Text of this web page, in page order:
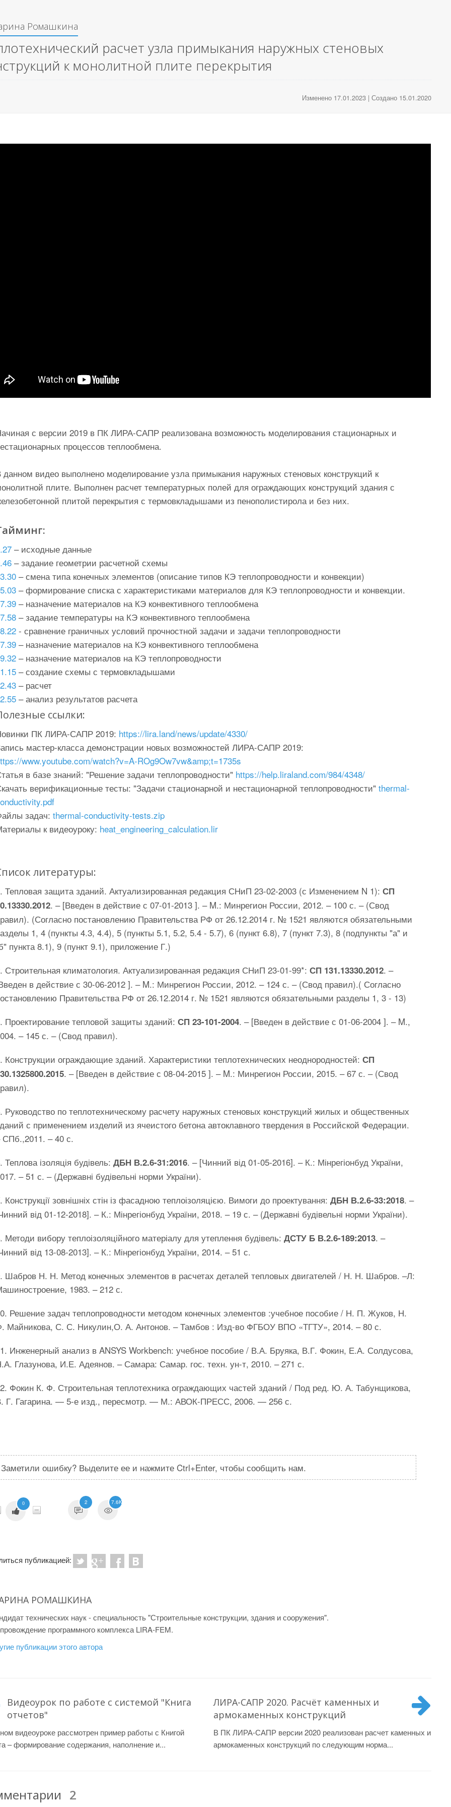
Ромашкина
расчет узла примыкания наружных стеновых
к монолитной плите перекрытия
Изменено 17.01.2023 | Создано 15.01.2020
с версии 2019 в ПК ЛИРА-САПР реализована возможность моделирования стационарных и
процессов теплообмена.
данном видео выполнено моделирование узла примыкания наружных стеновых конструкций к
плите. Выполнен расчет температурных полей для ограждающих конструкций здания с
плитой перекрытия с термовкладышами из пенополистирола и без них.
– исходные данные
– задание геометрии расчетной схемы
– смена типа конечных элементов (описание типов КЭ теплопроводности и конвекции)
– формирование списка с характеристиками материалов для КЭ теплопроводности и конвекции.
– назначение материалов на КЭ конвективного теплообмена
– задание температуры на КЭ конвективного теплообмена
- сравнение граничных условий прочностной задачи и задачи теплопроводности
– назначение материалов на КЭ конвективного теплообмена
– назначение материалов на КЭ теплопроводности
– создание схемы с термовкладышами
– расчет
– анализ результатов расчета
ссылки:
ПК ЛИРА-САПР 2019: https://lira.land/news/update/4330/
мастер-класса демонстрации новых возможностей ЛИРА-САПР 2019:
www.youtube.com/watch?v=A-ROg9Ow7vw&amp;t=1735s
в базе знаний: "Решение задачи теплопроводности" https://help.liraland.com/984/4348/
верификационные тесты: "Задачи стационарной и нестационарной теплопроводности"thermal-
задач:thermal-conductivity-tests.zip
к видеоуроку: heat_engineering_calculation.lir
литературы:
Тепловая защита зданий. Актуализированная редакция СНиП 23-02-2003 (с Изменением N 1):СП
. – [Введен в действие с 07-01-2013 ]. – M.: Минрегион России, 2012. – 100 с. – (Свод
(Согласно постановлению Правительства РФ от 26.12.2014 г. № 1521 являются обязательными
1, 4 (пункты 4.3, 4.4), 5 (пункты 5.1, 5.2, 5.4 - 5.7), 6 (пункт 6.8), 7 (пункт 7.3), 8 (подпункты "а" и
пункта 8.1), 9 (пункт 9.1), приложение Г.)
Строительная климатология. Актуализированная редакция СНиП 23-01-99*:СП 131.13330.2012. –
в действие с 30-06-2012 ]. – M.: Минрегион России, 2012. – 124 с. – (Свод правил).( Согласно
Правительства РФ от 26.12.2014 г. № 1521 являются обязательными разделы 1, 3 - 13)
Проектирование тепловой защиты зданий:СП 23-101-2004. – [Введен в действие с 01-06-2004 ]. – M.,
– 145 с. – (Свод правил).
Конструкции ограждающие зданий. Характеристики теплотехнических неоднородностей:СП
. – [Введен в действие с 08-04-2015 ]. – M.: Минрегион России, 2015. – 67 с. – (Свод
Руководство по теплотехническому расчету наружных стеновых конструкций жилых и общественных
с применением изделий из ячеистого бетона автоклавного твердения в Российской Федерации.
СПб.,2011. – 40 с.
Теплова ізоляція будівель:ДБН В.2.6-31:2016. – [Чинний від 01-05-2016]. – К.: Мінрегіонбуд України,
– 51 с. – (Державні будівельні норми України).
Конструкції зовнішніх стін із фасадною теплоізоляцією. Вимоги до проектування: ДБН В.2.6-33:2018. –
від 01-12-2018]. – К.: Мінрегіонбуд України, 2018. – 19 с. – (Державні будівельні норми України).
Методи вибору теплоізоляційного матеріалу для утеплення будівель:ДСТУ Б В.2.6-189:2013. –
від 13-08-2013]. – К.: Мінрегіонбуд України, 2014. – 51 с.
Шабров Н. Н. Метод конечных элементов в расчетах деталей тепловых двигателей / Н. Н. Шабров. –Л:
1983. – 212 с.
Решение задач теплопроводности методом конечных элементов :учебное пособие / Н. П. Жуков, Н.
Майникова, С. С. Никулин,О. А. Антонов. – Тамбов : Изд-во ФГБОУ ВПО «ТГТУ», 2014. – 80 с.
Инженерный анализ в ANSYS Workbench: учебное пособие / В.А. Бруяка, В.Г. Фокин, Е.А. Солдусова,
Глазунова, И.Е. Адеянов. – Самара: Самар. гос. техн. ун-т, 2010. – 271 с.
Фокин К. Ф. Строительная теплотехника ограждающих частей зданий / Под ред. Ю. А. Табунщикова,
Г. Гагарина. — 5-е изд., пересмотр. — М.: АВОК-ПРЕСС, 2006. — 256 с.
Заметили ошибку? Выделите ее и нажмите Ctrl+Enter, чтобы сообщить нам.
0 2 7.6K
публикацией:
РОМАШКИНА
технических наук - специальность "Строительные конструкции, здания и сооружения".
программного комплекса LIRA-FEM.
публикации этого автора
Видеоурок по работе с системой "Книга
отчетов"
видеоуроке рассмотрен пример работы с Книгой
– формирование содержания, наполнение и...
ЛИРА-САПР 2020. Расчёт каменных и
армокаменных конструкций
В ПК ЛИРА-САПР версии 2020 реализован расчет каменных и
армокаменных конструкций по следующим норма...
2